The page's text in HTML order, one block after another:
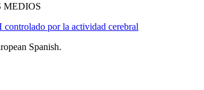
por la actividad cerebral
Spanish.